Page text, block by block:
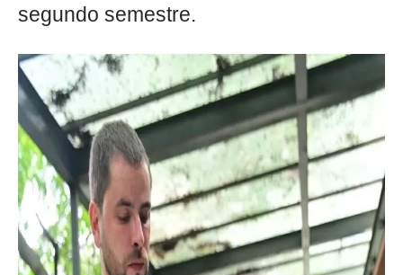
segundo semestre.